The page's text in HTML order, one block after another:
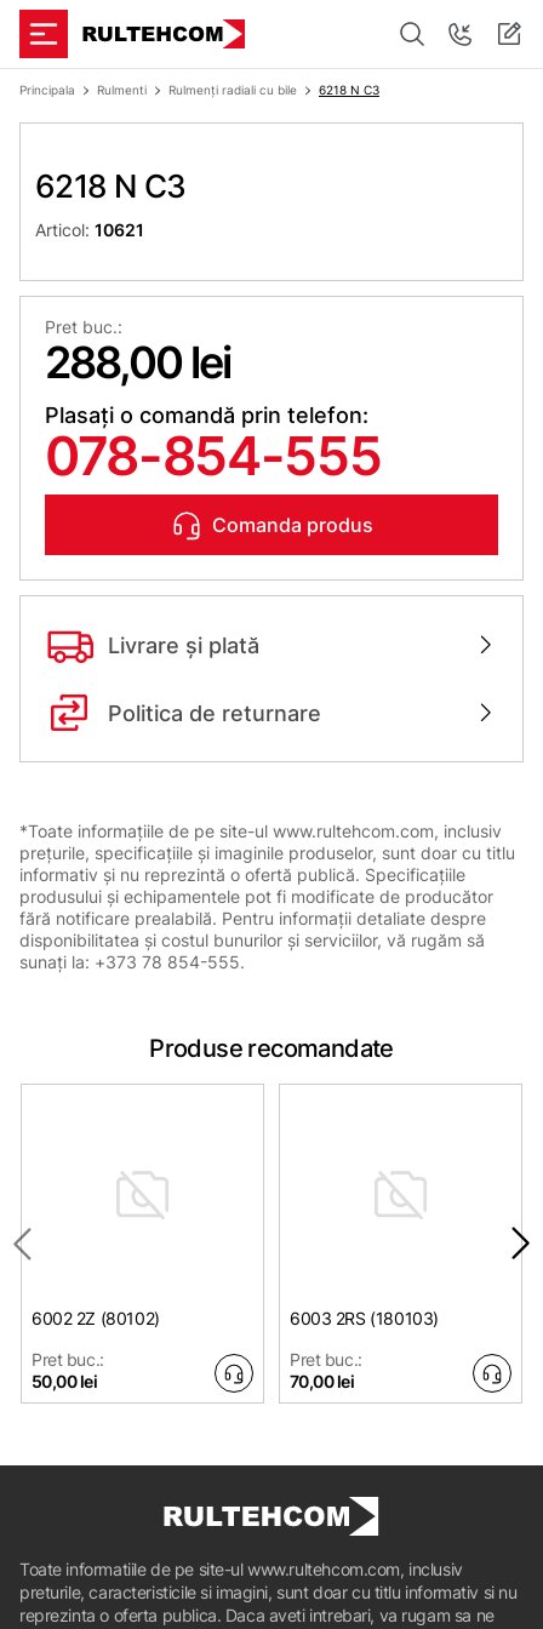
Principala Rulmenti Rulmenți radiali cu bile 6218 N C3
6218 N C3
Articol: 10621
Pret buc.:
288,00 lei
Plasați o comandă prin telefon:
078-854-555
Comanda produs
Livrare și plată
Politica de returnare
*Toate informațiile de pe site-ul www.rultehcom.com, inclusiv
prețurile, specificațiile și imaginile produselor, sunt doar cu titlu
informativ și nu reprezintă o ofertă publică. Specificațiile
produsului și echipamentele pot fi modificate de producător
fără notificare prealabilă. Pentru informații detaliate despre
disponibilitatea și costul bunurilor și serviciilor, vă rugăm să
sunați la: +373 78 854-555.
Produse recomandate
6002 2Z (80102)
Pret buc.:
50,00 lei
6003 2RS (180103)
Pret buc.:
70,00 lei
Toate informatiile de pe site-ul www.rultehcom.com, inclusiv
preturile, caracteristicile si imagini, sunt doar cu titlu informativ si nu
reprezinta o oferta publica. Daca aveti intrebari, va rugam sa ne